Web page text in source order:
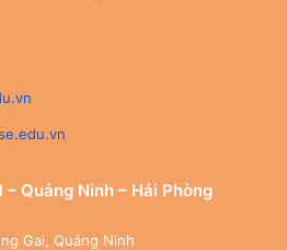
– Quảng Ninh – Hải Phòng
Gai, Quảng Ninh